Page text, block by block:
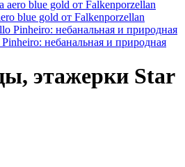
blue gold от Falkenporzellan
небанальная и природная
этажерки Star